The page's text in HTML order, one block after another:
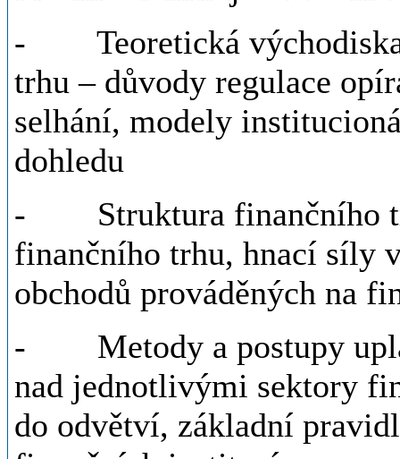
- Teoretická východiska
trhu – důvody regulace
selhání, modely
dohledu
- Struktura finančního
finančního trhu, hnací síly
obchodů prováděných na
- Metody a postupy
nad jednotlivými sektory
do odvětví, základní